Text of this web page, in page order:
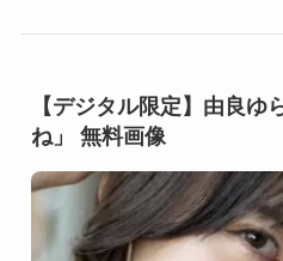
【デジタル限定】由良ゆ
ね」 無料画像